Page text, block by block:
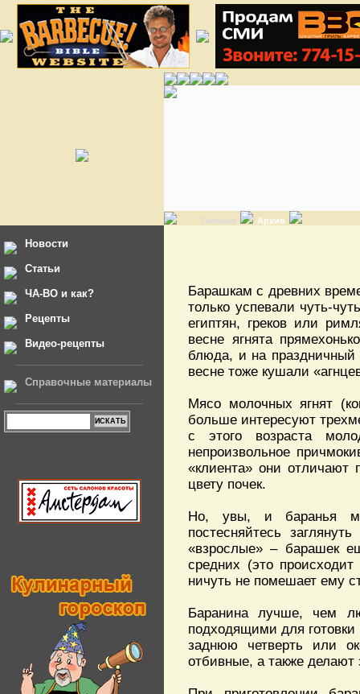
Главная Архив
Новости
Статьи
ЧА-ВО и как?
Рецепты
Видео-рецепты
Справочные материалы
Барашкам с древних
только успевали чуть-
египтян, греков или
весне ягнята
блюда, и на праздничный
весне тоже кушали
Мясо молочных ягнят
больше интересуют
с этого возраста
непроизвольное
«клиента» они отличают
цвету почек.
Но, увы, и баранья
постесняйтесь
«взрослые» – барашек
средних (это
ничуть не помешает ему
Баранина лучше, чем
подходящими для
заднюю четверть или
отбивные, а также